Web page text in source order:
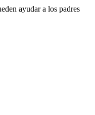
ayudar a los padres